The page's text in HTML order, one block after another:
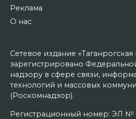
Реклама
О нас
Сетевое издание «Таганрогская
зарегистрировано
надзору в сфере связи,
технологий и массовых
(Роскомнадзор).
Регистрационный номер: ЭЛ №